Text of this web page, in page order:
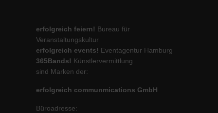
erfolgreich feiern! Bureau für
Veranstaltungskultur
erfolgreich events! Eventagentur Hamburg
365Bands! Künstlervermittlung
sind Marken der:
erfolgreich communmications GmbH
Büroadresse: